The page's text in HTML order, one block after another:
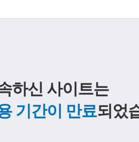
하신 사이트는
기간이 만료되었